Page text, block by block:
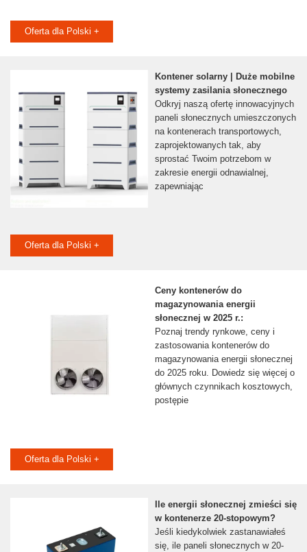
Oferta dla Polski +
Kontener solarny | Duże mobilne
systemy zasilania słonecznego
Odkryj naszą ofertę innowacyjnych
paneli słonecznych umieszczonych
na kontenerach transportowych,
zaprojektowanych tak, aby
sprostać Twoim potrzebom w
zakresie energii odnawialnej,
zapewniając
Oferta dla Polski +
Ceny kontenerów do
magazynowania energii
słonecznej w 2025 r.:
Poznaj trendy rynkowe, ceny i
zastosowania kontenerów do
magazynowania energii słonecznej
do 2025 roku. Dowiedz się więcej o
głównych czynnikach kosztowych,
postępie
Oferta dla Polski +
Ile energii słonecznej zmieści się
w kontenerze 20-stopowym?
Jeśli kiedykolwiek zastanawiałeś
się, ile paneli słonecznych w 20-